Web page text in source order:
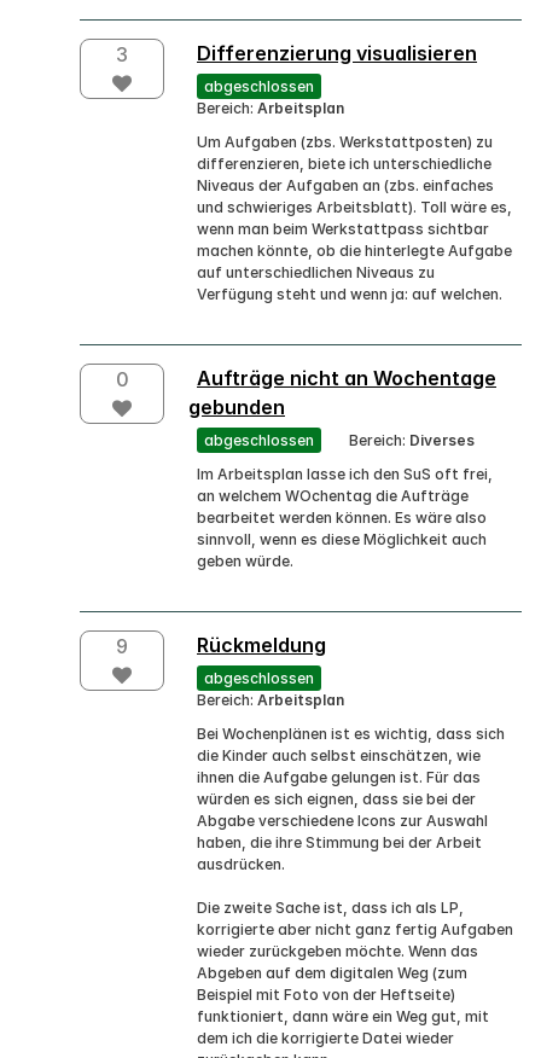
3 Differenzierung visualisieren
abgeschlossen
Bereich: Arbeitsplan
Um Aufgaben (zbs. Werkstattposten) zu
differenzieren, biete ich unterschiedliche
Niveaus der Aufgaben an (zbs. einfaches
und schwieriges Arbeitsblatt). Toll wäre es,
wenn man beim Werkstattpass sichtbar
machen könnte, ob die hinterlegte Aufgabe
auf unterschiedlichen Niveaus zu
Verfügung steht und wenn ja: auf welchen.
0
Aufträge nicht an Wochentage
gebunden
abgeschlossen Bereich: Diverses
Im Arbeitsplan lasse ich den SuS oft frei,
an welchem WOchentag die Aufträge
bearbeitet werden können. Es wäre also
sinnvoll, wenn es diese Möglichkeit auch
geben würde.
9 Rückmeldung
abgeschlossen
Bereich: Arbeitsplan
Bei Wochenplänen ist es wichtig, dass sich
die Kinder auch selbst einschätzen, wie
ihnen die Aufgabe gelungen ist. Für das
würden es sich eignen, dass sie bei der
Abgabe verschiedene Icons zur Auswahl
haben, die ihre Stimmung bei der Arbeit
ausdrücken.
Die zweite Sache ist, dass ich als LP,
korrigierte aber nicht ganz fertig Aufgaben
wieder zurückgeben möchte. Wenn das
Abgeben auf dem digitalen Weg (zum
Beispiel mit Foto von der Heftseite)
funktioniert, dann wäre ein Weg gut, mit
dem ich die korrigierte Datei wieder